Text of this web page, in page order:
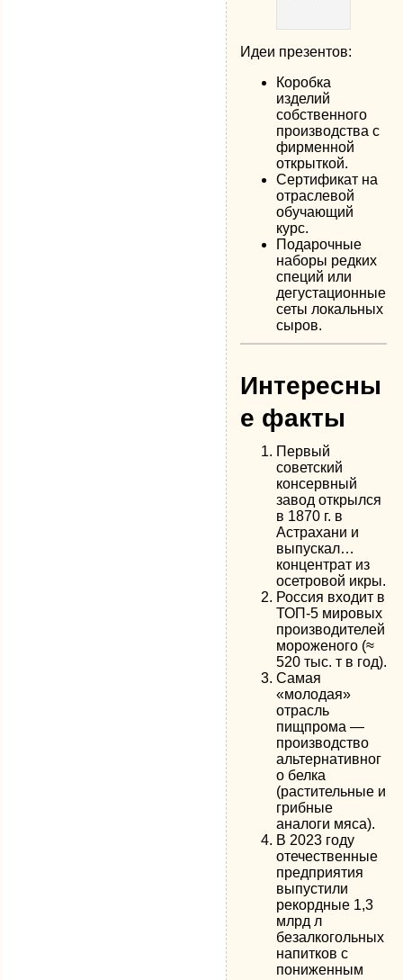
Идеи презентов:
Коробка
изделий
собственного
производства с
фирменной
открыткой.
Сертификат на
отраслевой
обучающий
курс.
Подарочные
наборы редких
специй или
дегустационные
сеты локальных
сыров.
Интересны
е факты
Первый
советский
консервный
завод открылся
в 1870 г. в
Астрахани и
выпускал…
концентрат из
осетровой икры.
Россия входит в
ТОП-5 мировых
производителей
мороженого (≈
520 тыс. т в год).
Самая
«молодая»
отрасль
пищпрома —
производство
альтернативног
о белка
(растительные и
грибные
аналоги мяса).
В 2023 году
отечественные
предприятия
выпустили
рекордные 1,3
млрд л
безалкогольных
напитков с
пониженным